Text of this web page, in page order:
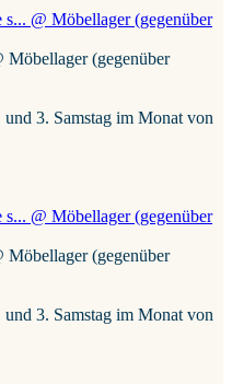
s... @ Möbellager (gegenüber
Möbellager (gegenüber
3. Samstag im Monat von
s... @ Möbellager (gegenüber
Möbellager (gegenüber
3. Samstag im Monat von